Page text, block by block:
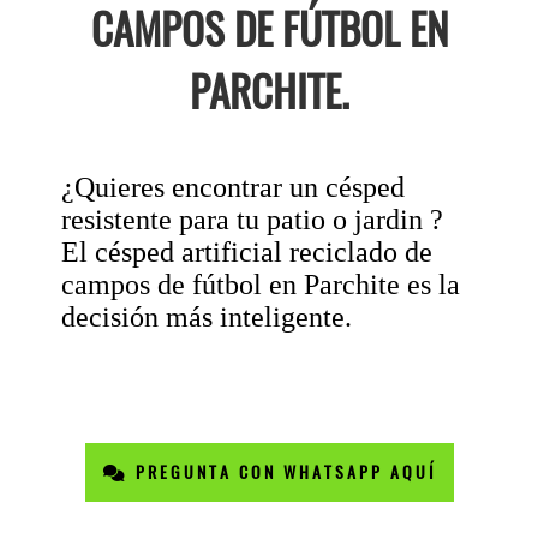
CAMPOS DE FÚTBOL EN
PARCHITE.
¿Quieres encontrar un césped
resistente para tu patio o jardin ?
El césped artificial reciclado de
campos de fútbol en Parchite es la
decisión más inteligente.
PREGUNTA CON WHATSAPP AQUÍ